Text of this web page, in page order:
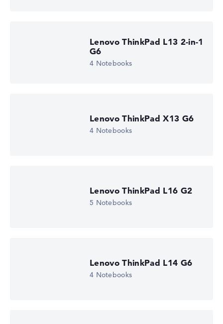
Lenovo ThinkPad L13 2-in-1
G6
4 Notebooks
Lenovo ThinkPad X13 G6
4 Notebooks
Lenovo ThinkPad L16 G2
5 Notebooks
Lenovo ThinkPad L14 G6
4 Notebooks